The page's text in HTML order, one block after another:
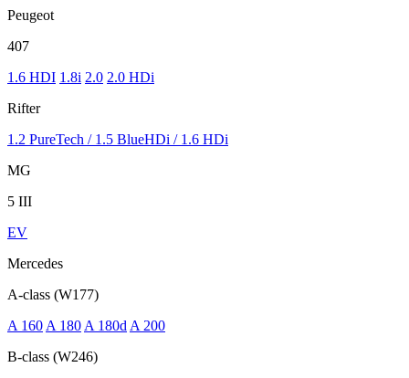
Peugeot
407
1.6 HDI 1.8i 2.0 2.0 HDi
Rifter
1.2 PureTech / 1.5 BlueHDi / 1.6 HDi
MG
5 III
EV
Mercedes
A-class (W177)
A 160 A 180 A 180d A 200
B-class (W246)